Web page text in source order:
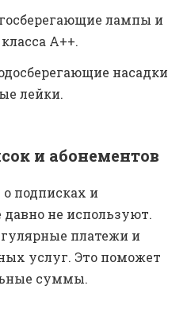
лампы и
А++.
насадки
лейки.
и абонементов
подписках и
не используют.
платежи и
услуг. Это поможет
суммы.